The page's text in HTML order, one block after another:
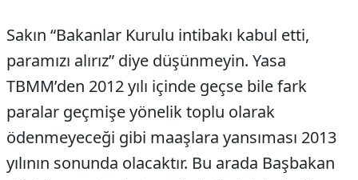
Sakın “Bakanlar Kurulu intibakı kabul etti,
paramızı alırız” diye düşünmeyin. Yasa
TBMM’den 2012 yılı içinde geçse bile fark
paralar geçmişe yönelik toplu olarak
ödenmeyeceği gibi maaşlara yansıması 2013
yılının sonunda olacaktır. Bu arada Başbakan